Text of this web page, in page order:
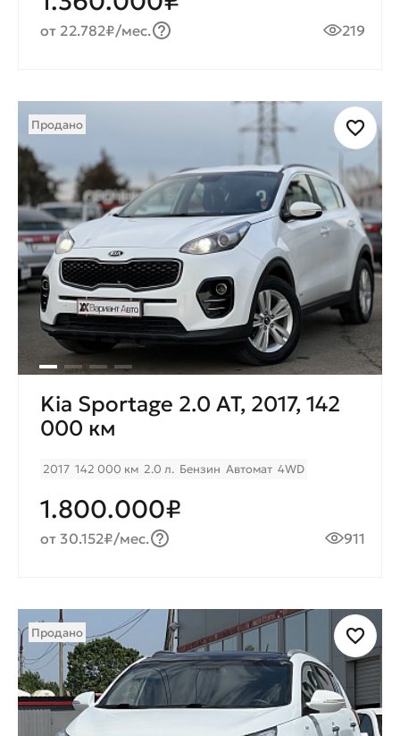
от 22.782₽/мес. 219
Продано
Kia Sportage 2.0 AT, 2017, 142
000 км
2017 142 000 км 2.0 л. Бензин Автомат 4WD
1.800.000₽
от 30.152₽/мес. 911
Продано